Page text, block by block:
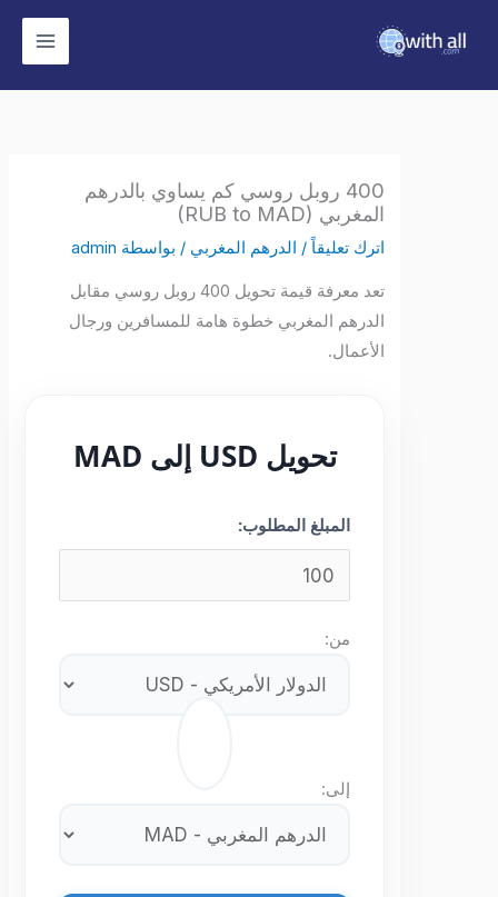
400 روبل روسي كم يساوي بالدرهم
المغربي (RUB to MAD)
اترك تعليقاً /الدرهم المغربي/ بواسطة admin
تعد معرفة قيمة تحويل 400 روبل روسي مقابل
الدرهم المغربي خطوة هامة للمسافرين ورجال
الأعمال.
تحويل USD إلى MAD
المبلغ المطلوب: